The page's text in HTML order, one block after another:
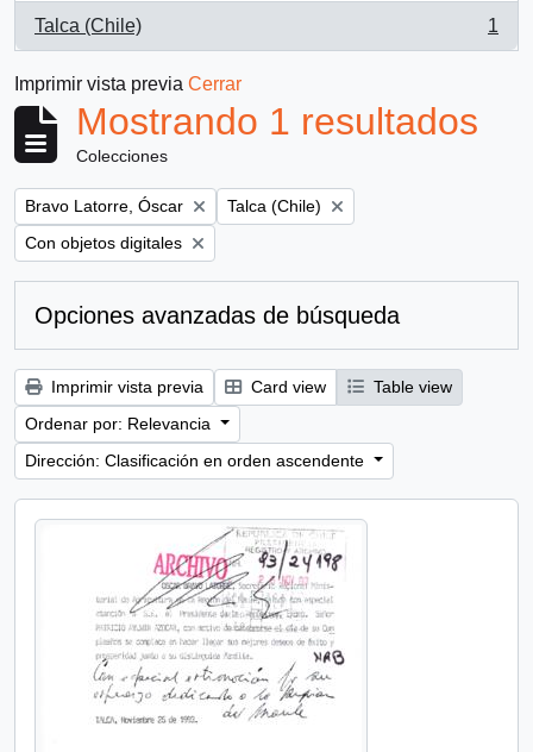
Talca (Chile)
, 1 resultados
1
Imprimir vista previa Cerrar
Mostrando 1 resultados
Colecciones
Remove filter:
Bravo Latorre, Óscar Remove filter:
Talca (Chile)
Remove filter:
Con objetos digitales
Opciones avanzadas de búsqueda
Imprimir vista previa Card view
Table view
Ordenar por: Relevancia
Dirección: Clasificación en orden ascendente